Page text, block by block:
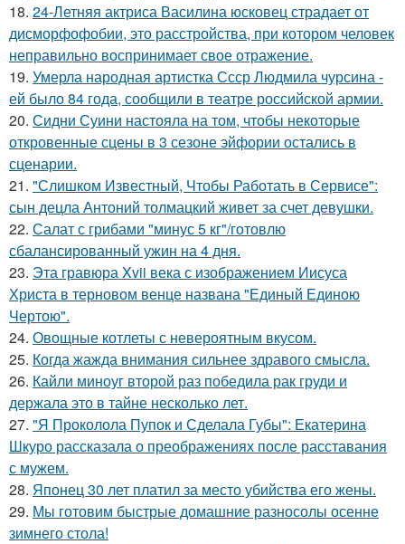
18. 24-Летняя актриса Василина юсковец страдает от
дисморфофобии, это расстройства, при котором человек
неправильно воспринимает свое отражение.
19. Умерла народная артистка Ссср Людмила чурсина -
ей было 84 года, сообщили в театре российской армии.
20. Сидни Суини настояла на том, чтобы некоторые
откровенные сцены в 3 сезоне эйфории остались в
сценарии.
21. "Слишком Известный, Чтобы Работать в Сервисе":
сын децла Антоний толмацкий живет за счет девушки.
22. Салат с грибами "минус 5 кг"/готовлю
сбалансированный ужин на 4 дня.
23. Эта гравюра Xvii века с изображением Иисуса
Христа в терновом венце названа "Единый Единою
Чертою".
24. Овощные котлеты с невероятным вкусом.
25. Когда жажда внимания сильнее здравого смысла.
26. Кайли миноуг второй раз победила рак груди и
держала это в тайне несколько лет.
27. "Я Проколола Пупок и Сделала Губы": Екатерина
Шкуро рассказала о преображениях после расставания
с мужем.
28. Японец 30 лет платил за место убийства его жены.
29. Мы готовим быстрые домашние разносолы осенне
зимнего стола!